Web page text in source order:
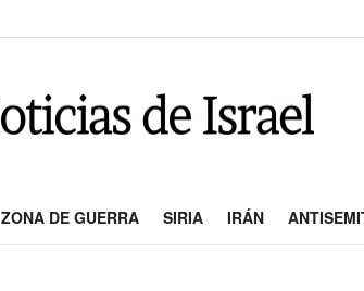
ZONA DE GUERRA SIRIA IRÁN